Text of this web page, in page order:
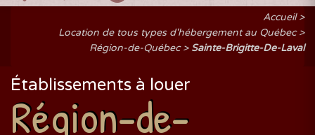
Accueil
Location de tous types d'hébergement au Québec
Région-de-Québec
Sainte-Brigitte-De-Laval
Établissements à louer
Région-de-